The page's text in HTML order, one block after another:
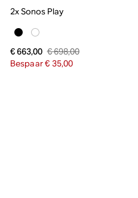
2x Sonos Play
€ 663,00 € 698,00
Bespaar € 35,00